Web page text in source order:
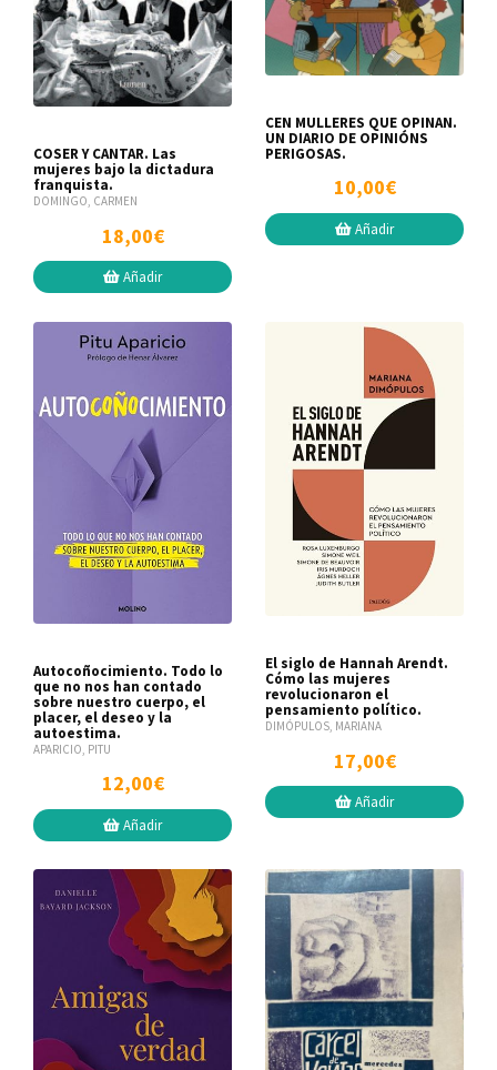
COSER Y CANTAR. Las
mujeres bajo la dictadura
franquista.
DOMINGO, CARMEN
18,00€
Añadir
CEN MULLERES QUE OPINAN.
UN DIARIO DE OPINIÓNS
PERIGOSAS.
10,00€
Añadir
Autocoñocimiento. Todo lo
que no nos han contado
sobre nuestro cuerpo, el
placer, el deseo y la
autoestima.
APARICIO, PITU
12,00€
Añadir
El siglo de Hannah Arendt.
Cómo las mujeres
revolucionaron el
pensamiento político.
DIMÓPULOS, MARIANA
17,00€
Añadir